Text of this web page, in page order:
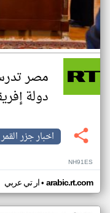
مصر
دولة
اخبار جزر القمر
NH91ES
ار تي عربي• arabic.rt.com